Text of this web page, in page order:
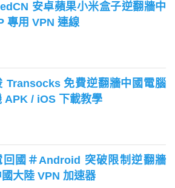
安卓蘋果小米盒子逆翻牆中
專用 VPN 連線
Transocks 免費逆翻牆中國電腦
APK / iOS 下載教學
回國＃Android 突破限制逆翻牆
大陸 VPN 加速器